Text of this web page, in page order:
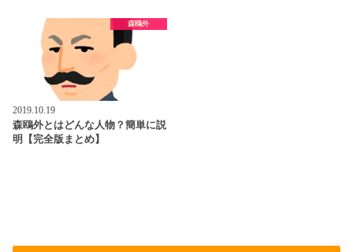
森鴎外
2019.10.19
森鴎外とはどんな人物？簡単に説
明【完全版まとめ】